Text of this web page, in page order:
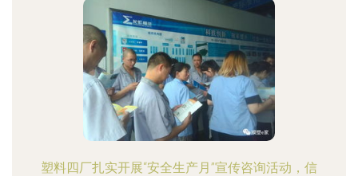
塑料四厂扎实开展“安全生产月”宣传咨询活动，信